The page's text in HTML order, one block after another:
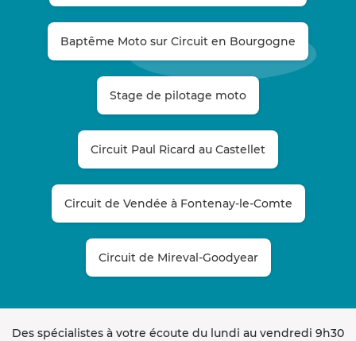
Baptême Moto sur Circuit en Bourgogne
Stage de pilotage moto
Circuit Paul Ricard au Castellet
Circuit de Vendée à Fontenay-le-Comte
Circuit de Mireval-Goodyear
Des spécialistes à votre écoute du lundi au vendredi 9h30